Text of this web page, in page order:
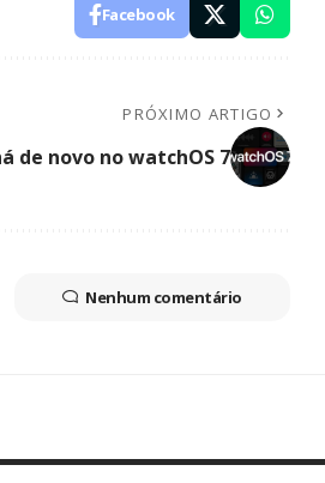
Facebook
PRÓXIMO ARTIGO
de novo no watchOS 7
Nenhum comentário